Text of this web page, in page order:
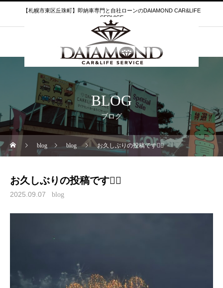
【札幌市東区丘珠町】即納車専門と自社ローンのDAIAMOND CAR&LIFE
SERVICE
BLOG
ブログ
blog blog お久しぶりの投稿です🤦‍♂️
お久しぶりの投稿です🤦‍♂️
2025.09.07 blog